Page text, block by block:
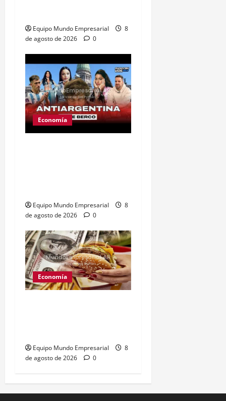
Equipo Mundo Empresarial
8
de agosto de 2026
0
Economía
Equipo Mundo Empresarial
8
de agosto de 2026
0
Economía
Equipo Mundo Empresarial
8
de agosto de 2026
0